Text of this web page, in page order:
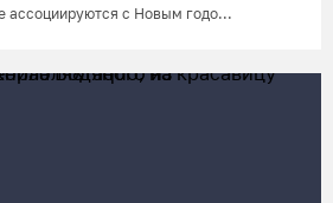
ассоциируются с Новым годо...